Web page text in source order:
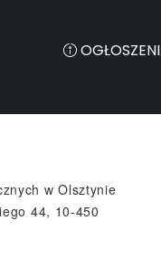
w Olsztynie
44, 10-450